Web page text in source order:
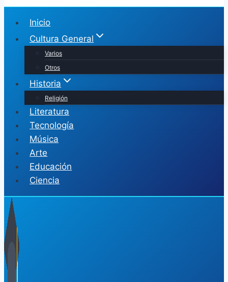
Inicio
Cultura General
Varios
Otros
Historia
Religión
Literatura
Tecnología
Música
Arte
Educación
Ciencia